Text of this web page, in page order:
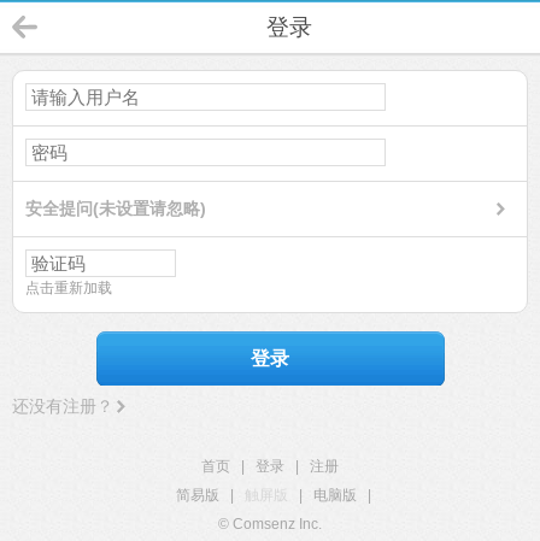
登录
安全提问(未设置请忽略)
点击重新加载
登录
还没有注册？
首页 登录
注册
简易版
触屏版 电脑版
© Comsenz Inc.